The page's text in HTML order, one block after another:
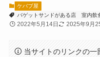
ケバブ屋
バゲットサンドがある店
室内飲
2022年5月14日 2025年9月
当サイトのリンクの一